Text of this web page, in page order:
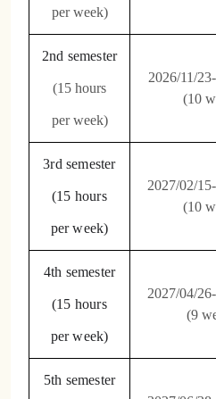
per week)
2nd semester
(15 hours
per week)
2026/11/
(10
3rd semester
(15 hours
per week)
2027/02/
(10
4th semester
(15 hours
per week)
2027/04/
(9
5th semester